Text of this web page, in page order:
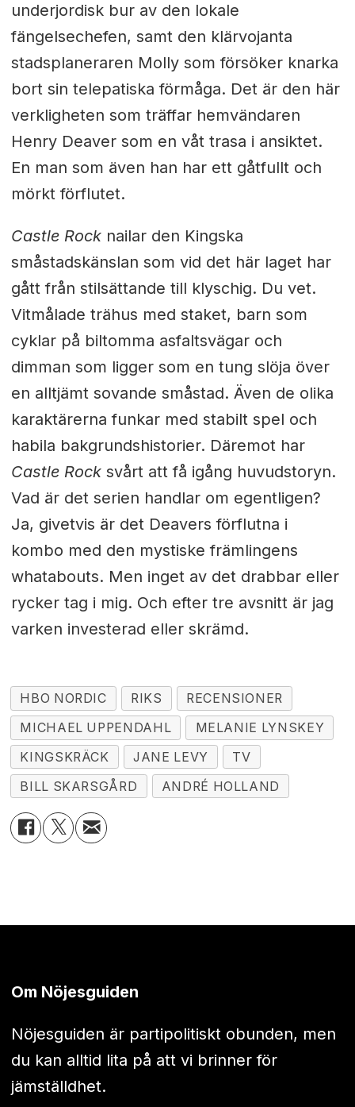
underjordisk bur av den lokale
fängelsechefen, samt den klärvojanta
stadsplaneraren Molly som försöker knarka
bort sin telepatiska förmåga. Det är den här
verkligheten som träffar hemvändaren
Henry Deaver som en våt trasa i ansiktet.
En man som även han har ett gåtfullt och
mörkt förflutet.
Castle Rocknailar den Kingska
småstadskänslan som vid det här laget har
gått från stilsättande till klyschig. Du vet.
Vitmålade trähus med staket, barn som
cyklar på biltomma asfaltsvägar och
dimman som ligger som en tung slöja över
en alltjämt sovande småstad. Även de olika
karaktärerna funkar med stabilt spel och
habila bakgrundshistorier. Däremot har
Castle Rock svårt att få igång huvudstoryn.
Vad är det serien handlar om egentligen?
Ja, givetvis är det Deavers förflutna i
kombo med den mystiske främlingens
whatabouts. Men inget av det drabbar eller
rycker tag i mig. Och efter tre avsnitt är jag
varken investerad eller skrämd.
HBO NORDIC RIKS
RECENSIONER
MICHAEL UPPENDAHL
MELANIE LYNSKEY
KINGSKRÄCK
JANE LEVY
TV
BILL SKARSGÅRD
ANDRÉ HOLLAND
Om Nöjesguiden
Nöjesguiden är partipolitiskt obunden, men
du kan alltid lita på att vi brinner för
jämställdhet.